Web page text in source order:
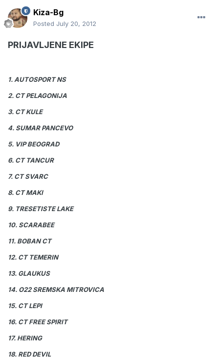
Kiza-Bg
Posted July 20, 2012
PRIJAVLJENE EKIPE
1. AUTOSPORT NS
2. CT PELAGONIJA
3. CT KULE
4. SUMAR PANCEVO
5. VIP BEOGRAD
6. CT TANCUR
7. CT SVARC
8. CT MAKI
9. TRESETISTE LAKE
10. SCARABEE
11. BOBAN CT
12. CT TEMERIN
13. GLAUKUS
14. O22 SREMSKA MITROVICA
15. CT LEPI
16. CT FREE SPIRIT
17. HERING
18. RED DEVIL